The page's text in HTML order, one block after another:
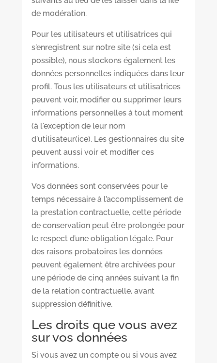
de modération.
Pour les utilisateurs et utilisatrices qui
s'enregistrent sur notre site (si cela est
possible), nous stockons également les
données personnelles indiquées dans leur
profil. Tous les utilisateurs et utilisatrices
peuvent voir, modifier ou supprimer leurs
informations personnelles à tout moment
(à l'exception de leur nom
d'utilisateur(ice). Les gestionnaires du site
peuvent aussi voir et modifier ces
informations.
Vos données sont conservées pour le
temps nécessaire à l’accomplissement de
la prestation contractuelle, cette période
de conservation peut être prolongée pour
le respect d’une obligation légale. Pour
des raisons probatoires les données
peuvent également être archivées pour
une période de cinq années suivant la fin
de la relation contractuelle, avant
suppression définitive.
Les droits que vous avez
sur vos données
Si vous avez un compte ou si vous avez